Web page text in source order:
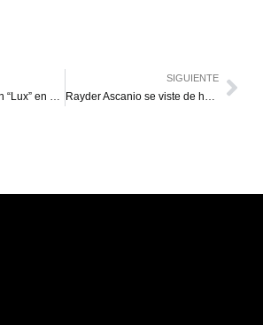
Rosalía debuta con “Lux” en el Top 10 de la Billboard 200
SIGUIENTE
Rayder Ascanio se viste de héroe para las Águilas